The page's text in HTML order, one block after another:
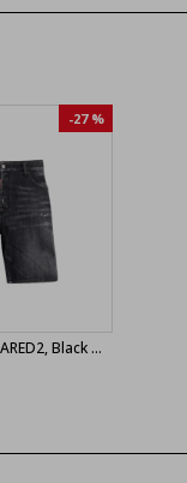
-27 %
Bermude DSQUARED2, Black Fog Wash Marine Shorts